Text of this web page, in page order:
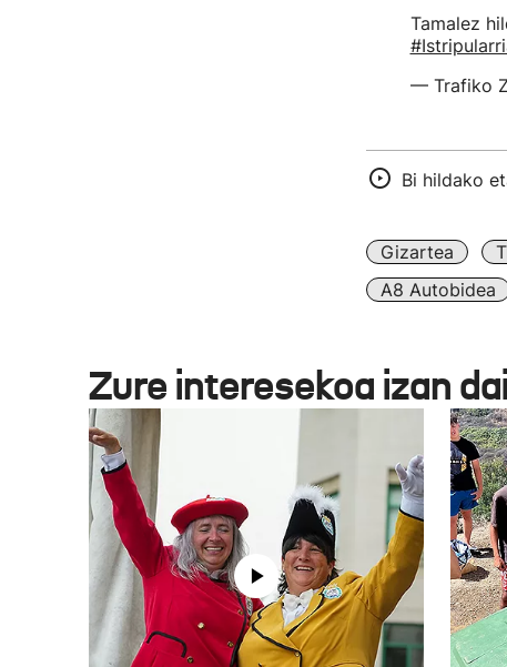
Tamalez
— Trafiko
Bi hildako
Gizartea
A8 Autobidea
Zure interesekoa izan